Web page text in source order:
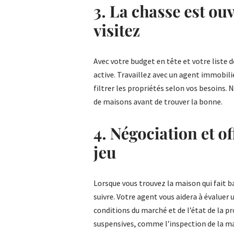
3. La chasse est
visitez
Avec votre budget en tête et votre liste
active. Travaillez avec un agent
filtrer les propriétés selon vos besoins.
de maisons avant de trouver la bonne.
4. Négociation et
jeu
Lorsque vous trouvez la maison qui fait
suivre. Votre agent vous aidera à
conditions du marché et de l’état de la
suspensives, comme l’inspection de la